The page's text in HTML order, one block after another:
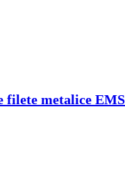
filete metalice